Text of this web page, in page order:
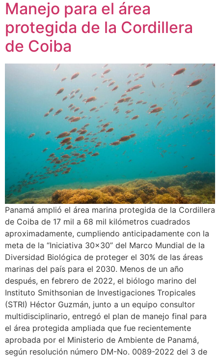
Manejo para el área
protegida de la Cordillera
de Coiba
Panamá amplió el área marina protegida de la Cordillera
de Coiba de 17 mil a 68 mil kilómetros cuadrados
aproximadamente, cumpliendo anticipadamente con la
meta de la “Iniciativa 30×30” del Marco Mundial de la
Diversidad Biológica de proteger el 30% de las áreas
marinas del país para el 2030. Menos de un año
después, en febrero de 2022, el biólogo marino del
Instituto Smithsonian de Investigaciones Tropicales
(STRI) Héctor Guzmán, junto a un equipo consultor
multidisciplinario, entregó el plan de manejo final para
el área protegida ampliada que fue recientemente
aprobada por el Ministerio de Ambiente de Panamá,
según resolución número DM-No. 0089-2022 del 3 de